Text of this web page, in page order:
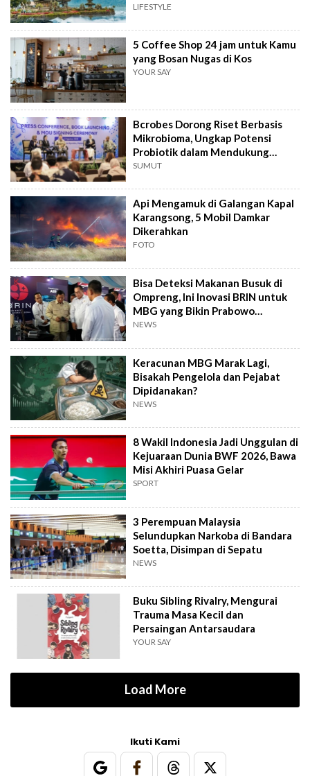
LIFESTYLE
5 Coffee Shop 24 jam untuk Kamu
yang Bosan Nugas di Kos
YOUR SAY
Bcrobes Dorong Riset Berbasis
Mikrobioma, Ungkap Potensi
Probiotik dalam Mendukung
Terapi Jerawat
SUMUT
Api Mengamuk di Galangan Kapal
Karangsong, 5 Mobil Damkar
Dikerahkan
FOTO
Bisa Deteksi Makanan Busuk di
Ompreng, Ini Inovasi BRIN untuk
MBG yang Bikin Prabowo
Kepincut
NEWS
Keracunan MBG Marak Lagi,
Bisakah Pengelola dan Pejabat
Dipidanakan?
NEWS
8 Wakil Indonesia Jadi Unggulan di
Kejuaraan Dunia BWF 2026, Bawa
Misi Akhiri Puasa Gelar
SPORT
3 Perempuan Malaysia
Selundupkan Narkoba di Bandara
Soetta, Disimpan di Sepatu
NEWS
Buku Sibling Rivalry, Mengurai
Trauma Masa Kecil dan
Persaingan Antarsaudara
YOUR SAY
Load More
Ikuti Kami